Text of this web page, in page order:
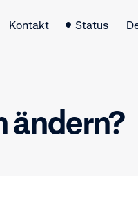
Kontakt Status
ändern?